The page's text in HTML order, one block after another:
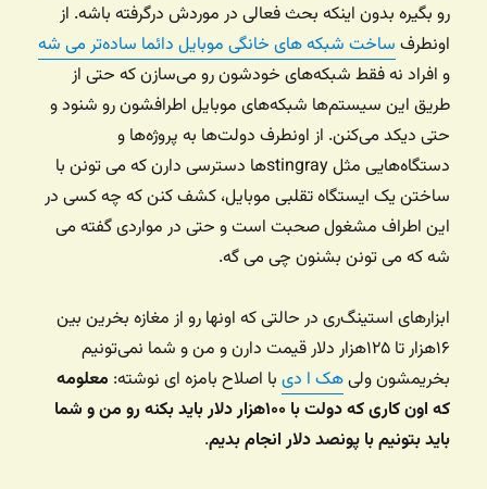
رو بگیره بدون اینکه بحث فعالی در موردش درگرفته باشه. از
اونطرف ساخت شبکه های خانگی موبایل دائما ساده‌تر می شه
و افراد نه فقط شبکه‌های خودشون رو می‌سازن که حتی از
طریق این سیستم‌ها شبکه‌های موبایل اطرافشون رو شنود و
حتی دیکد می‌کنن. از اونطرف دولت‌ها به پروژه‌ها و
دستگاه‌هایی مثل stingrayها دسترسی دارن که می تونن با
ساختن یک ایستگاه تقلبی موبایل، کشف کنن که چه کسی در
این اطراف مشغول صحبت است و حتی در مواردی گفته می
شه که می تونن بشنون چی می گه.
ابزارهای استینگ‌ری در حالتی که اونها رو از مغازه بخرین بین
۱۶هزار تا ۱۲۵هزار دلار قیمت دارن و من و شما نمی‌تونیم
بخریمشون ولیهک ا دی با اصلاح بامزه ای نوشته: معلومه
که اون کاری که دولت با ۱۰۰هزار دلار باید بکنه رو من و شما
باید بتونیم با پونصد دلار انجام بدیم.